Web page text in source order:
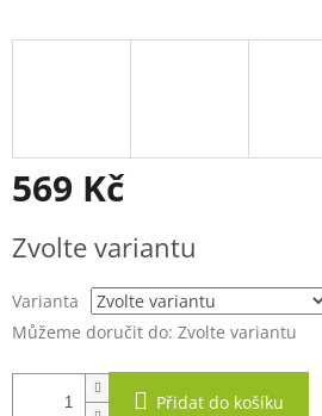
569 Kč
cena:
Zvolte variantu
Varianta
Můžeme doručit do: Zvolte variantu
Přidat do košíku